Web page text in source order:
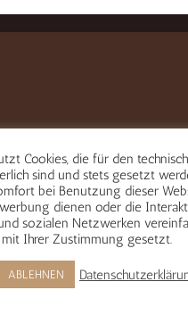
Cookies, die für den
sind und stets gesetzt
bei Benutzung dieser
dienen oder die
sozialen Netzwerken
Ihrer Zustimmung gesetzt.
ABLEHNEN